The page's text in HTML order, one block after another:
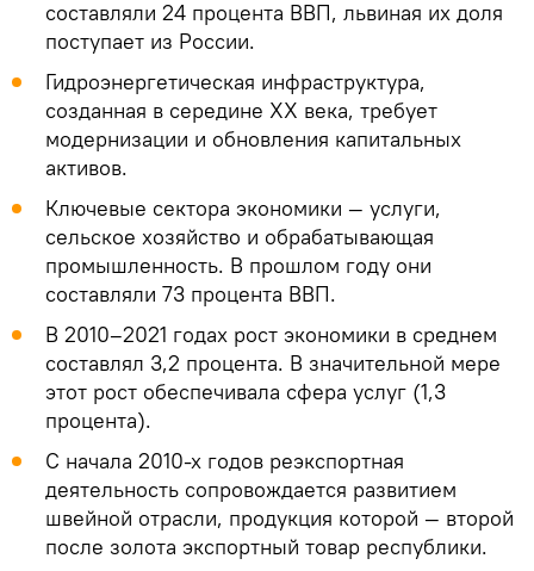
составляли 24 процента ВВП, львиная их доля
поступает из России.
Гидроэнергетическая инфраструктура,
созданная в середине XX века, требует
модернизации и обновления капитальных
активов.
Ключевые сектора экономики — услуги,
сельское хозяйство и обрабатывающая
промышленность. В прошлом году они
составляли 73 процента ВВП.
В 2010–2021 годах рост экономики в среднем
составлял 3,2 процента. В значительной мере
этот рост обеспечивала сфера услуг (1,3
процента).
С начала 2010-х годов реэкспортная
деятельность сопровождается развитием
швейной отрасли, продукция которой — второй
после золота экспортный товар республики.